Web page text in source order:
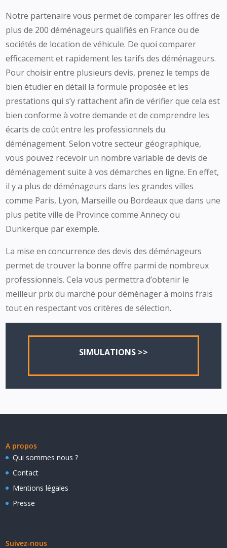
Notre partenaire vous permet de comparer les offres de
plus de 200 déménageurs qualifiés en France ou de
sociétés de location de véhicule. De quoi comparer
efficacement et rapidement les tarifs des déménageurs.
Pour choisir entre plusieurs devis, prenez le temps de
bien étudier en détail la formule proposée et les
prestations qui s’y rattachent afin de vérifier que cela est
bien conforme à votre demande et de comprendre les
écarts de coût entre les professionnels du
déménagement. Selon votre secteur géographique,
vous pouvez recevoir un nombre variable de devis de
déménagement suite à vos démarches en ligne. En effet,
il y a plus de déménageurs dans les grandes villes
comme Paris, Lyon, Marseille ou Bordeaux que dans une
plus petite ville de Province comme Annecy ou
Dunkerque par exemple.
La mise en concurrence des devis des déménageurs
permet de trouver la bonne offre parmi de nombreux
professionnels. Cela vous permettra d’obtenir le
meilleur prix du marché pour déménager à moins frais
tout en respectant vos critères de sélection.
SIMULATIONS >>
A propos
Qui sommes nous ?
Contact
Mentions légales
Presse
Suivez-nous